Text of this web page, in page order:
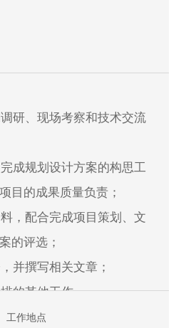
软件；
现能力和较强文字功底；
研、现场考察和技术交流
成规划设计方案的构思工
目的成果质量负责；
，配合完成项目策划、文
的评选；
并撰写相关文章；
的其他工作。
工作地点